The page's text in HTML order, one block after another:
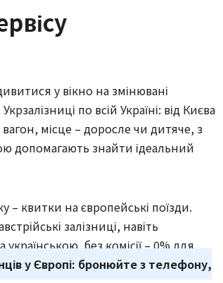
у вікно на змінювані
по всій Україні: від Києва
місце – доросле чи дитяче, з
допомагають знайти ідеальний
– квитки на європейські поїзди.
залізниці, навіть
без комісії – 0% для
у Європі: бронюйте з телефону,